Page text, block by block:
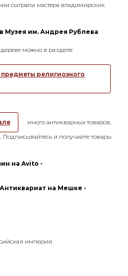
сыграли мастера владимирских
Музея им. Андрея Рублева
можно в разделе
религиозного
много антикварных товаров,
и получайте товары
на Avito -
Антиквариат на Мешке -
империя